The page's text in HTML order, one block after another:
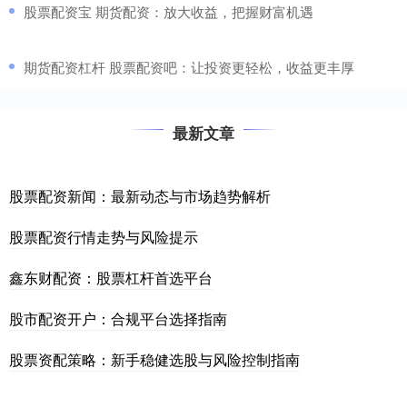
​股票配资宝 期货配资：放大收益，把握财富机遇
​期货配资杠杆 股票配资吧：让投资更轻松，收益更丰厚
最新文章
股票配资新闻：最新动态与市场趋势解析
股票配资行情走势与风险提示
鑫东财配资：股票杠杆首选平台
股市配资开户：合规平台选择指南
股票资配策略：新手稳健选股与风险控制指南